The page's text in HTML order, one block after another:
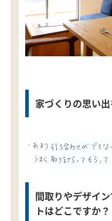
家づくりの思い
間取りやデザイ
トはどこですか？